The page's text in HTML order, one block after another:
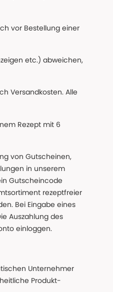
vor Bestellung einer
etc.) abweichen,
Versandkosten. Alle
Rezept mit 6
von Gutscheinen,
in unserem
Gutscheincode
rezeptfreier
Bei Eingabe eines
Auszahlung des
einloggen.
Unternehmer
Produkt-